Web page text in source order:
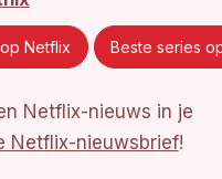
Netflix Beste series
Netflix-nieuws in je
Netflix-nieuwsbrief!